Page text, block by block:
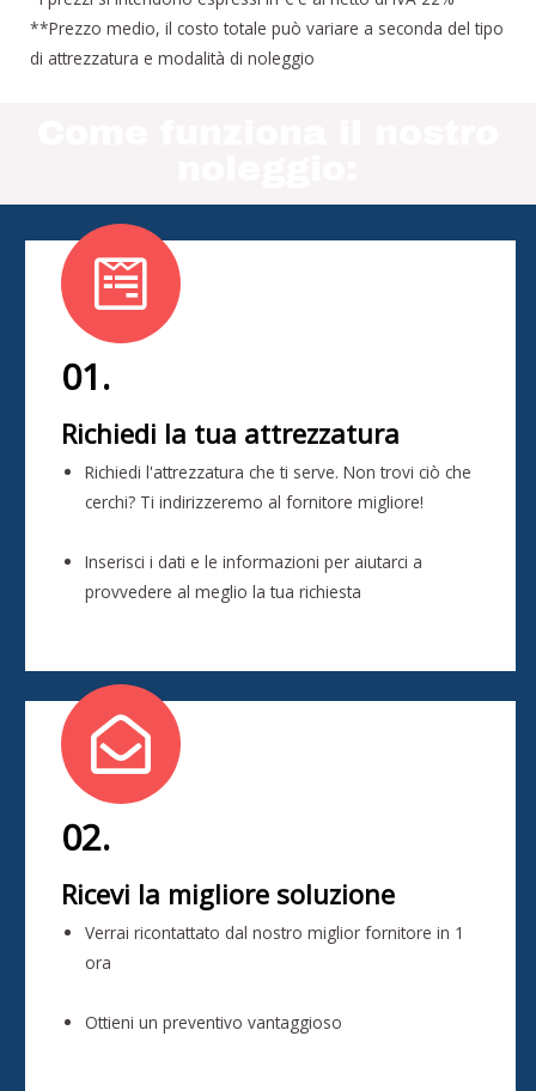
**Prezzo medio, il costo totale può variare a seconda del tipo
di attrezzatura e modalità di noleggio
01.
Richiedi la tua attrezzatura
Richiedi l'attrezzatura che ti serve. Non trovi ciò che
cerchi? Ti indirizzeremo al fornitore migliore!
Inserisci i dati e le informazioni per aiutarci a
provvedere al meglio la tua richiesta
02.
Ricevi la migliore soluzione
Verrai ricontattato dal nostro miglior fornitore in 1
ora
Ottieni un preventivo vantaggioso